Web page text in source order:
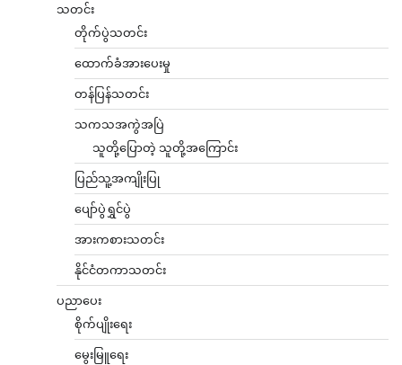
သတင်း
တိုက်ပွဲသတင်း
ထောက်ခံအားပေးမှု
တန်ပြန်သတင်း
သကသအကွဲအပြဲ
သူတို့ပြောတဲ့ သူတို့အကြောင်း
ပြည်သူ့အကျိုးပြု
ပျော်ပွဲရွှင်ပွဲ
အားကစားသတင်း
နိုင်ငံတကာသတင်း
ပညာပေး
စိုက်ပျိုးရေး
မွေးမြူရေး